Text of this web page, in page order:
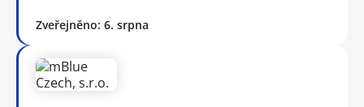
Zveřejněno: 6. srpna